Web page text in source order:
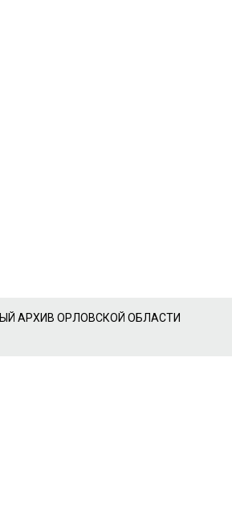
АРХИВ ОРЛОВСКОЙ ОБЛАСТИ